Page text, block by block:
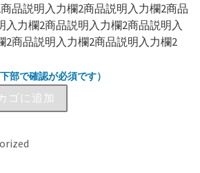
品説明入力欄2商品説明入力欄2商品
入力欄2商品説明入力欄2商品説明入
2商品説明入力欄2商品説明入力欄2
部で確認が必須です）
ゴに追加